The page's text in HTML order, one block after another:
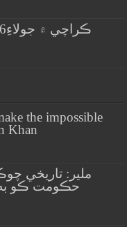
the impossible
Khan
ملير: تاريخي
حڪومت ڪو به